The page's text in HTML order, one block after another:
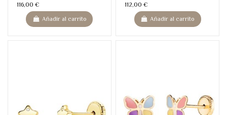
116,00 €
Añadir al carrito
112,00 €
Añadir al carrito